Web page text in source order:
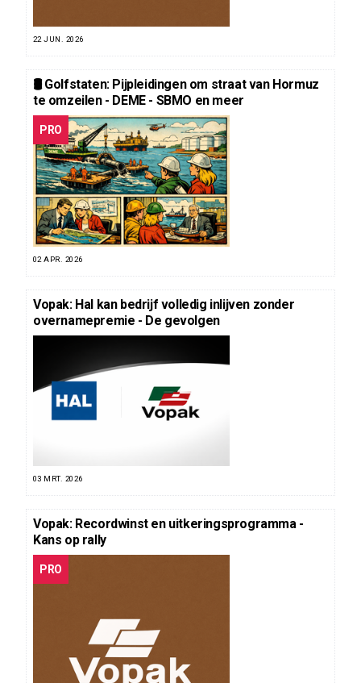
22 JUN. 2026
🛢️ Golfstaten: Pijpleidingen om straat van Hormuz
te omzeilen - DEME - SBMO en meer
PRO
02 APR. 2026
Vopak: Hal kan bedrijf volledig inlijven zonder
overnamepremie - De gevolgen
03 MRT. 2026
Vopak: Recordwinst en uitkeringsprogramma -
Kans op rally
PRO